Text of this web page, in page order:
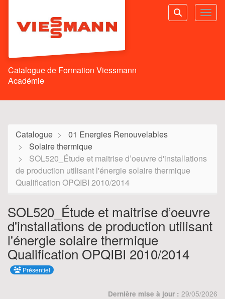
Rechercher
Catalogue de Formation Viessmann
Académie
Catalogue
01 Energies Renouvelables
Solaire thermique
SOL520_Étude et maitrise d’oeuvre d'installations
de production utilisant l'énergie solaire thermique
Qualification OPQIBI 2010/2014
SOL520_Étude et maitrise d’oeuvre
d'installations de production utilisant
l'énergie solaire thermique
Qualification OPQIBI 2010/2014
Présentiel
Dernière mise à jour : 29/05/2026